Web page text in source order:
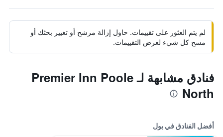
لم يتم العثور على تقييمات. حاول إزالة مرشح أو تغيير بحثك أو
مسح كل شيء لعرض التقييمات.
فنادق مشابهة لـ Premier Inn Poole
North
أفضل الفنادق في بول